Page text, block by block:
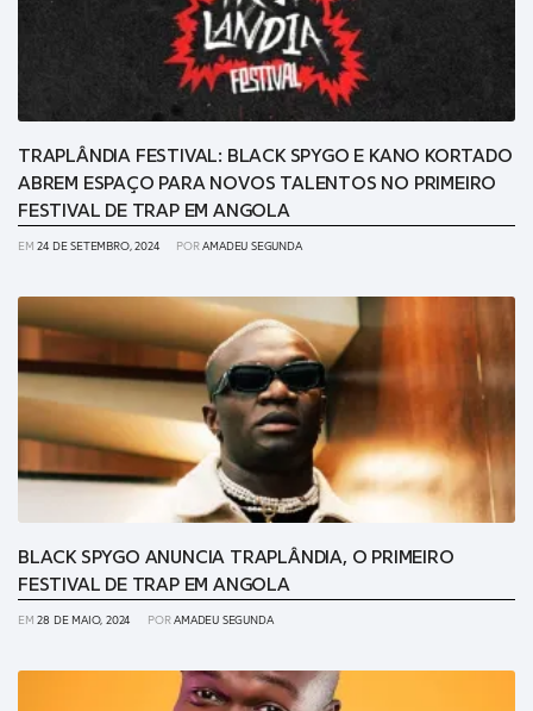
TRAPLÂNDIA FESTIVAL: BLACK SPYGO E KANO KORTADO
ABREM ESPAÇO PARA NOVOS TALENTOS NO PRIMEIRO
FESTIVAL DE TRAP EM ANGOLA
EM24 DE SETEMBRO, 2024 PORAMADEU SEGUNDA
BLACK SPYGO ANUNCIA TRAPLÂNDIA, O PRIMEIRO
FESTIVAL DE TRAP EM ANGOLA
EM28 DE MAIO, 2024 PORAMADEU SEGUNDA